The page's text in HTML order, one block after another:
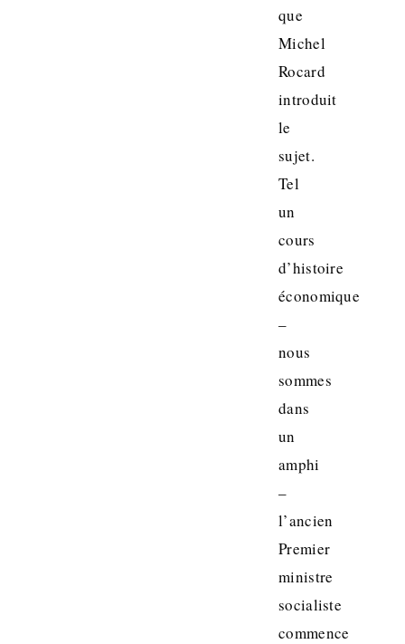
que
Michel
Rocard
introduit
le
sujet.
Tel
un
cours
d’histoire
économique
–
nous
sommes
dans
un
amphi
–
l’ancien
Premier
ministre
socialiste
commence